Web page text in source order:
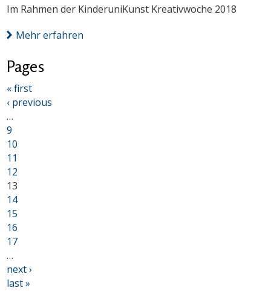
Im Rahmen der KinderuniKunst Kreativwoche 2018
Mehr erfahren
Pages
« first
‹ previous
…
9
10
11
12
13
14
15
16
17
…
next ›
last »